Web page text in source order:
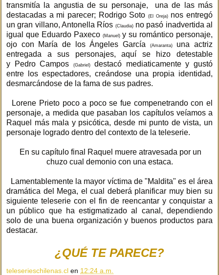
transmitía la angustia de su personaje, una de las más
destacadas a mi parecer; Rodrigo Soto (El Oreja)nos entregó
un gran villano, Antonella Ríos (Claudia)no pasó inadvertida al
igual que Eduardo Paxeco (Manuel)y su romántico personaje,
ojo con María de los Ángeles García
(Amaranta)una actriz
entregada a sus personajes, aquí se hizo detestable
y Pedro Campos
(Gabriel)destacó mediaticamente y gustó
entre los espectadores, creándose una propia identidad,
desmarcándose de la fama de sus padres.
Lorene Prieto poco a poco se fue compenetrando con el
personaje, a medida que pasaban los capítulos veíamos a
Raquel más mala y psicótica, desde mi punto de vista, un
personaje logrado dentro del contexto de la teleserie.
En su capítulo final Raquel muere atravesada por un
chuzo cual demonio con una estaca.
Lamentablemente la mayor víctima de "Maldita" es el área
dramática del Mega, el cual deberá planificar muy bien su
siguiente teleserie con el fin de reencantar y conquistar a
un público que ha estigmatizado al canal, dependiendo
solo de una buena organización y buenos productos para
destacar.
¿QUÉ TE PARECE?
teleserieschilenas.cl en 12:24 a.m.